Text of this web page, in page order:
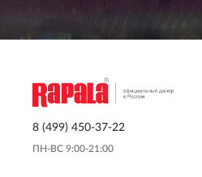
8 (499) 450-37-22
ПН-ВС 9:00-21:00